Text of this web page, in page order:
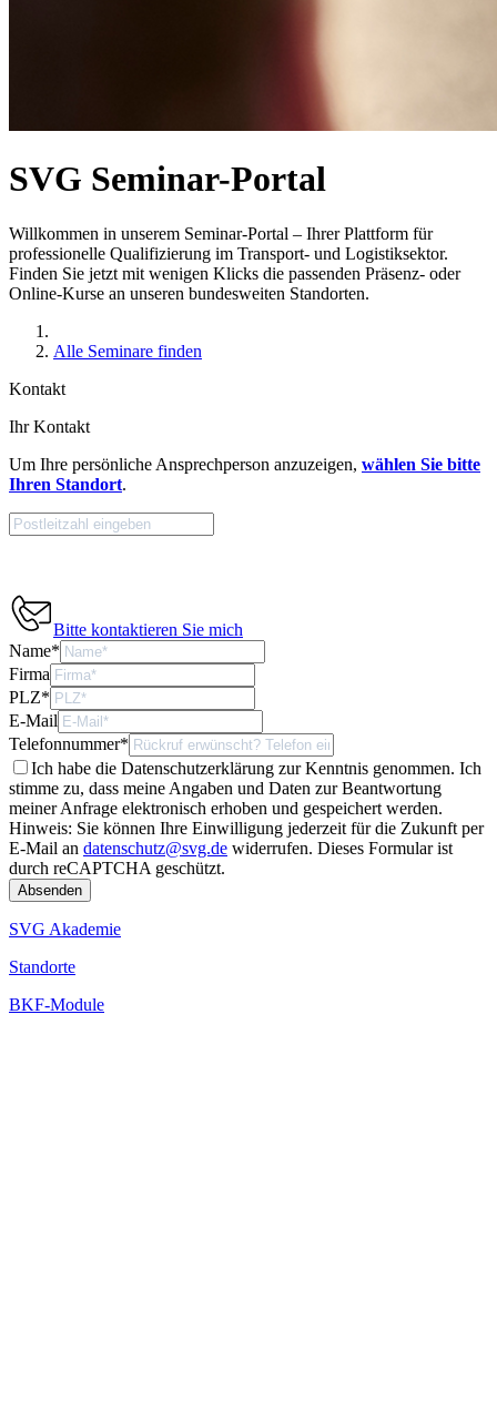
SVG Seminar-Portal
Willkommen in unserem Seminar-Portal – Ihrer Plattform für
professionelle Qualifizierung im Transport- und Logistiksektor.
Finden Sie jetzt mit wenigen Klicks die passenden Präsenz- oder
Online-Kurse an unseren bundesweiten Standorten.
Alle Seminare finden
Kontakt
Ihr Kontakt
Um Ihre persönliche Ansprechperson anzuzeigen, wählen Sie bitte
Ihren Standort.
Bitte kontaktieren Sie mich
Name*
Firma
PLZ*
E-Mail
Telefonnummer*
Ich habe die Datenschutzerklärung zur Kenntnis genommen. Ich
stimme zu, dass meine Angaben und Daten zur Beantwortung
meiner Anfrage elektronisch erhoben und gespeichert werden.
Hinweis: Sie können Ihre Einwilligung jederzeit für die Zukunft per
E-Mail an datenschutz@svg.de widerrufen. Dieses Formular ist
durch reCAPTCHA geschützt.
SVG Akademie
Standorte
BKF-Module